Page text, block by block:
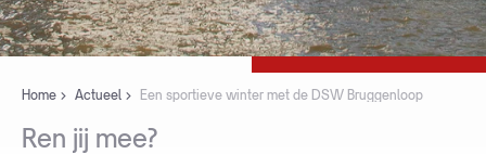
Home Actueel Een sportieve winter met de DSW Bruggenloop
Ren jij mee?